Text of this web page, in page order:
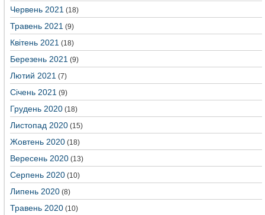
Червень 2021 (18)
Травень 2021 (9)
Квітень 2021 (18)
Березень 2021 (9)
Лютий 2021 (7)
Січень 2021 (9)
Грудень 2020 (18)
Листопад 2020 (15)
Жовтень 2020 (18)
Вересень 2020 (13)
Серпень 2020 (10)
Липень 2020 (8)
Травень 2020 (10)